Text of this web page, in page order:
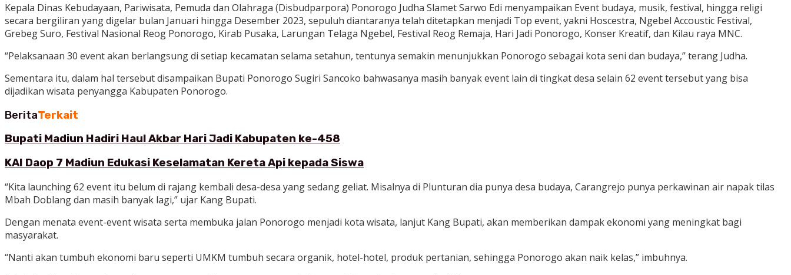
Kepala Dinas Kebudayaan, Pariwisata, Pemuda dan Olahraga (Disbudparpora) Ponorogo Judha Slamet Sarwo Edi menyampaikan Event budaya, musik, festival, hingga religi
secara bergiliran yang digelar bulan Januari hingga Desember 2023, sepuluh diantaranya telah ditetapkan menjadi Top event, yakni Hoscestra, Ngebel Accoustic Festival,
Grebeg Suro, Festival Nasional Reog Ponorogo, Kirab Pusaka, Larungan Telaga Ngebel, Festival Reog Remaja, Hari Jadi Ponorogo, Konser Kreatif, dan Kilau raya MNC.
“Pelaksanaan 30 event akan berlangsung di setiap kecamatan selama setahun, tentunya semakin menunjukkan Ponorogo sebagai kota seni dan budaya,’’ terang Judha.
Sementara itu, dalam hal tersebut disampaikan Bupati Ponorogo Sugiri Sancoko bahwasanya masih banyak event lain di tingkat desa selain 62 event tersebut yang bisa
dijadikan wisata penyangga Kabupaten Ponorogo.
BeritaTerkait
Bupati Madiun Hadiri Haul Akbar Hari Jadi Kabupaten ke-458
KAI Daop 7 Madiun Edukasi Keselamatan Kereta Api kepada Siswa
“Kita launching 62 event itu belum di rajang kembali desa-desa yang sedang geliat. Misalnya di Plunturan dia punya desa budaya, Carangrejo punya perkawinan air napak tilas
Mbah Doblang dan masih banyak lagi,” ujar Kang Bupati.
Dengan menata event-event wisata serta membuka jalan Ponorogo menjadi kota wisata, lanjut Kang Bupati, akan memberikan dampak ekonomi yang meningkat bagi
masyarakat.
“Nanti akan tumbuh ekonomi baru seperti UMKM tumbuh secara organik, hotel-hotel, produk pertanian, sehingga Ponorogo akan naik kelas,” imbuhnya.